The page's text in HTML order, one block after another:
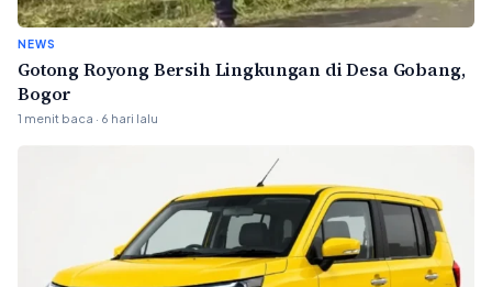
NEWS
Gotong Royong Bersih Lingkungan di Desa Gobang,
Bogor
1 menit baca · 6 hari lalu